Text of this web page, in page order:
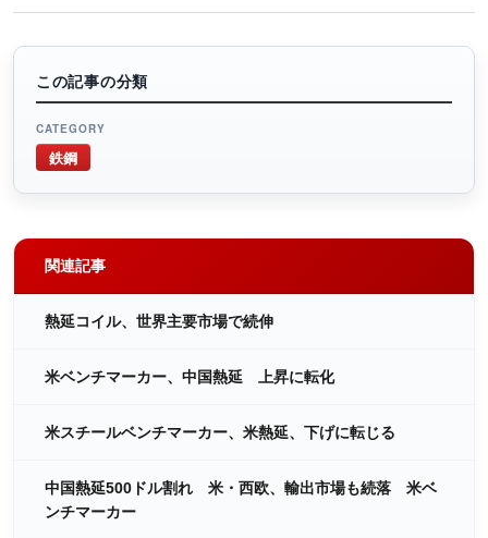
この記事の分類
CATEGORY
鉄鋼
関連記事
熱延コイル、世界主要市場で続伸
米ベンチマーカー、中国熱延 上昇に転化
米スチールベンチマーカー、米熱延、下げに転じる
中国熱延500ドル割れ 米・西欧、輸出市場も続落 米ベ
ンチマーカー